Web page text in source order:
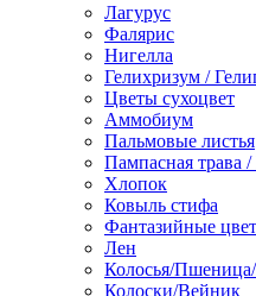
Лагурус
Фалярис
Нигелла
Гелихризум /
Цветы сухоцвет
Аммобиум
Пальмовые листья
Пампасная трава
Хлопок
Ковыль стифа
Фантазийные
Лен
Колосья/
Колоски/Вейник